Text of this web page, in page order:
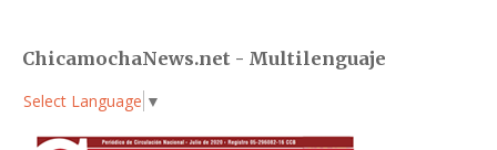
ChicamochaNews.net - Multilenguaje
Select Language ▼